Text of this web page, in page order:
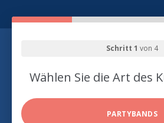
Schritt 1 von 4
Wählen Sie die Art des
PARTYBANDS